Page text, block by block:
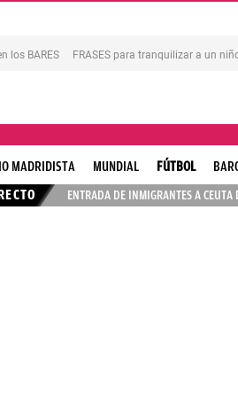
los BARES FRASES para tranquilizar a un
MADRIDISTA MUNDIAL FÚTBOL
ENTRADA DE INMIGRANTES A CEUTA